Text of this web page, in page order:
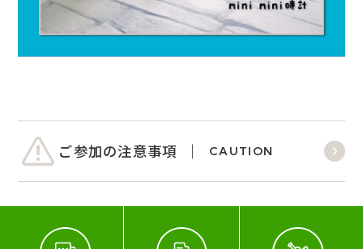
ご参加の注意事項 CAUTION